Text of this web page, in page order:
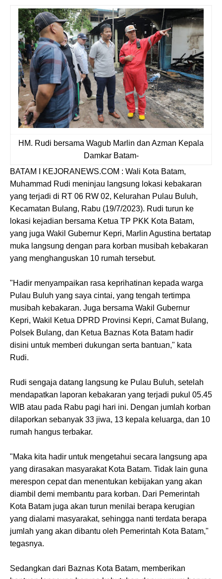
HM. Rudi bersama Wagub Marlin dan Azman Kepala
Damkar Batam-
BATAM I KEJORANEWS.COM : Wali Kota Batam,
Muhammad Rudi meninjau langsung lokasi kebakaran
yang terjadi di RT 06 RW 02, Kelurahan Pulau Buluh,
Kecamatan Bulang, Rabu (19/7/2023). Rudi turun ke
lokasi kejadian bersama Ketua TP PKK Kota Batam,
yang juga Wakil Gubernur Kepri, Marlin Agustina bertatap
muka langsung dengan para korban musibah kebakaran
yang menghanguskan 10 rumah tersebut.
"Hadir menyampaikan rasa keprihatinan kepada warga
Pulau Buluh yang saya cintai, yang tengah tertimpa
musibah kebakaran. Juga bersama Wakil Gubernur
Kepri, Wakil Ketua DPRD Provinsi Kepri, Camat Bulang,
Polsek Bulang, dan Ketua Baznas Kota Batam hadir
disini untuk memberi dukungan serta bantuan," kata
Rudi.
Rudi sengaja datang langsung ke Pulau Buluh, setelah
mendapatkan laporan kebakaran yang terjadi pukul 05.45
WIB atau pada Rabu pagi hari ini. Dengan jumlah korban
dilaporkan sebanyak 33 jiwa, 13 kepala keluarga, dan 10
rumah hangus terbakar.
"Maka kita hadir untuk mengetahui secara langsung apa
yang dirasakan masyarakat Kota Batam. Tidak lain guna
merespon cepat dan menentukan kebijakan yang akan
diambil demi membantu para korban. Dari Pemerintah
Kota Batam juga akan turun menilai berapa kerugian
yang dialami masyarakat, sehingga nanti terdata berapa
jumlah yang akan dibantu oleh Pemerintah Kota Batam,"
tegasnya.
Sedangkan dari Baznas Kota Batam, memberikan